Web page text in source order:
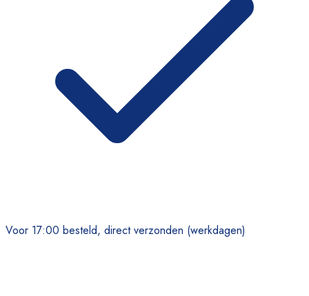
Voor 17:00 besteld, direct verzonden (werkdagen)